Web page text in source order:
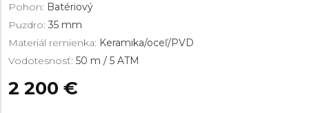
Pohon: Batériový
Puzdro: 35 mm
Materiál remienka: Keramika/oceľ/PVD
Vodotesnosť: 50 m / 5 ATM
2 200 €